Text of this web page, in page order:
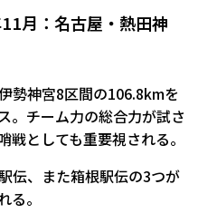
月：名古屋・熱田神
勢神宮8区間の106.8kmを
。チーム力の総合力が試さ
戦としても重要視される。
伝、また箱根駅伝の3つが
る。